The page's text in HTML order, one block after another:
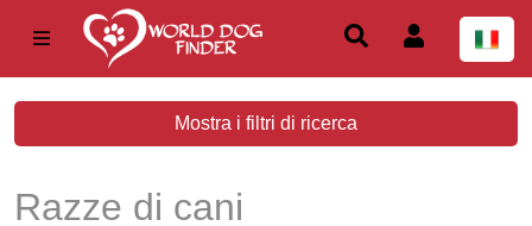
Mostra i filtri di ricerca
Razze di cani